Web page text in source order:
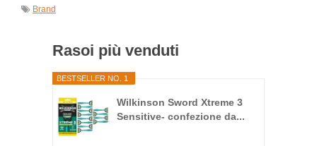
Brand
Rasoi più venduti
BESTSELLER NO. 1
Wilkinson Sword Xtreme 3
Sensitive- confezione da...